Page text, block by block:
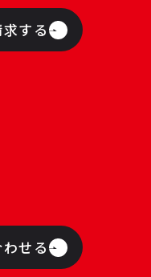
する
せる